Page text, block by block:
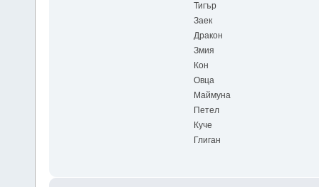
Тигър
Заек
Дракон
Змия
Кон
Овца
Маймуна
Петел
Куче
Глиган